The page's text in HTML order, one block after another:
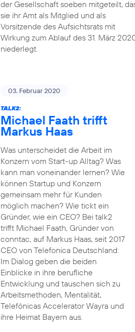
der Gesellschaft soeben mitgeteilt,
sie ihr Amt als Mitglied und als
Vorsitzende des Aufsichtsrats mit
Wirkung zum Ablauf des 31. März
niederlegt.
03. Februar 2020
TALK2:
Michael Faath trifft
Markus Haas
Was unterscheidet die Arbeit im
Konzern vom Start-up Alltag? Was
kann man voneinander lernen? Wie
können Startup und Konzern
gemeinsam mehr für Kunden
möglich machen? Wie tickt ein
Gründer, wie ein CEO? Bei talk2
trifft Michael Faath, Gründer von
conntac, auf Markus Haas, seit 2017
CEO von Telefonica Deutschland:
Im Dialog geben die beiden
Einblicke in ihre berufliche
Entwicklung und tauschen sich zu
Arbeitsmethoden, Mentalität,
Telefónicas Accelerator Wayra und
ihre Heimat Bayern aus.